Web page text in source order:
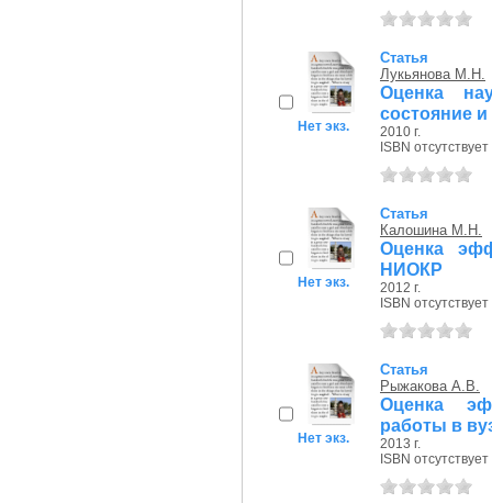
Нет экз.
Статья
Лукьянова М.Н.
Оценка
состояние
2010 г.
ISBN отсутствует
Нет экз.
Статья
Калошина М.Н.
Оценка
НИОКР
2012 г.
ISBN отсутствует
Нет экз.
Статья
Рыжакова А.В.
Оценка
работы в
2013 г.
ISBN отсутствует